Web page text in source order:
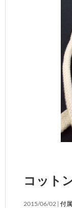
コット
2015/06/02 | 付